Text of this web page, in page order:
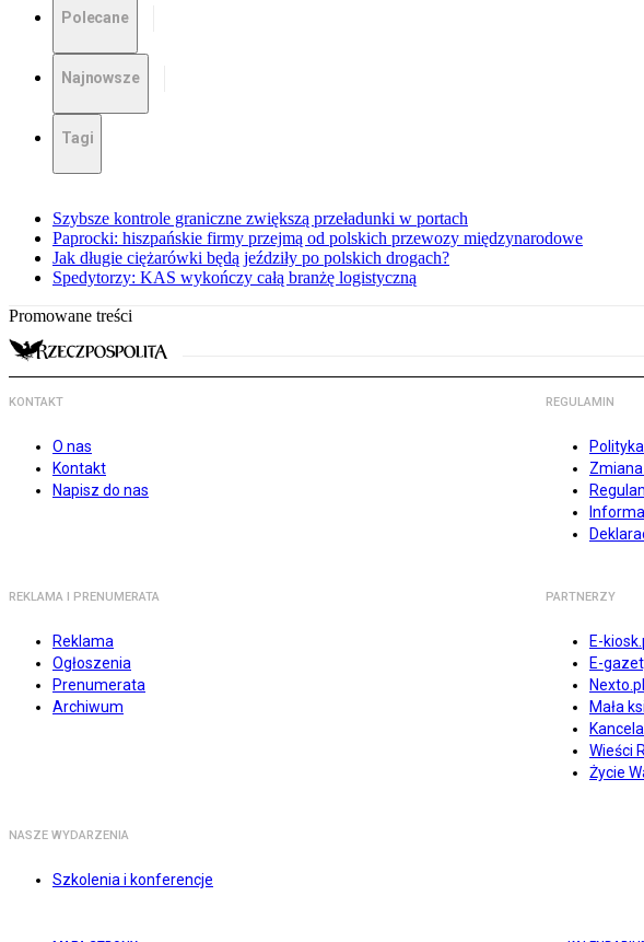
Polecane
Najnowsze
Tagi
Szybsze kontrole graniczne zwiększą przeładunki w portach
Paprocki: hiszpańskie firmy przejmą od polskich przewozy międzynarodowe
Jak długie ciężarówki będą jeździły po polskich drogach?
Spedytorzy: KAS wykończy całą branżę logistyczną
Promowane treści
KONTAKT
O nas
Kontakt
Napisz do nas
REGULAMIN
REKLAMA I PRENUMERATA
Reklama
Ogłoszenia
Prenumerata
Archiwum
PARTNERZY
E-
E-
Nexto.pl
Mała
Wieści
Życie
NASZE WYDARZENIA
Szkolenia i konferencje